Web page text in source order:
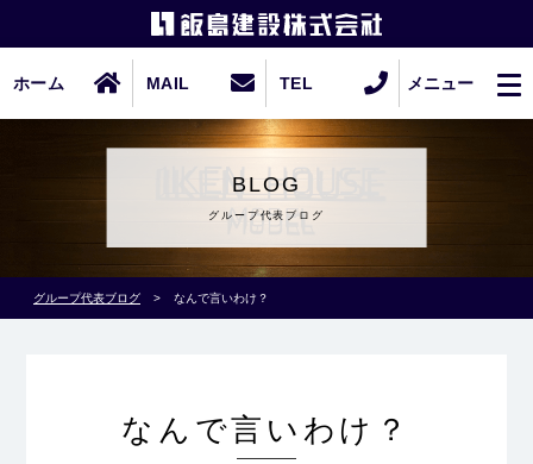
ホーム MAIL TEL メニュー
BLOG
グループ代表ブログ
グループ代表ブログ > なんで言いわけ？
なんで言いわけ？